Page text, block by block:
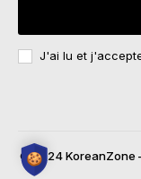
J'ai lu et
© 2024 KoreanZone